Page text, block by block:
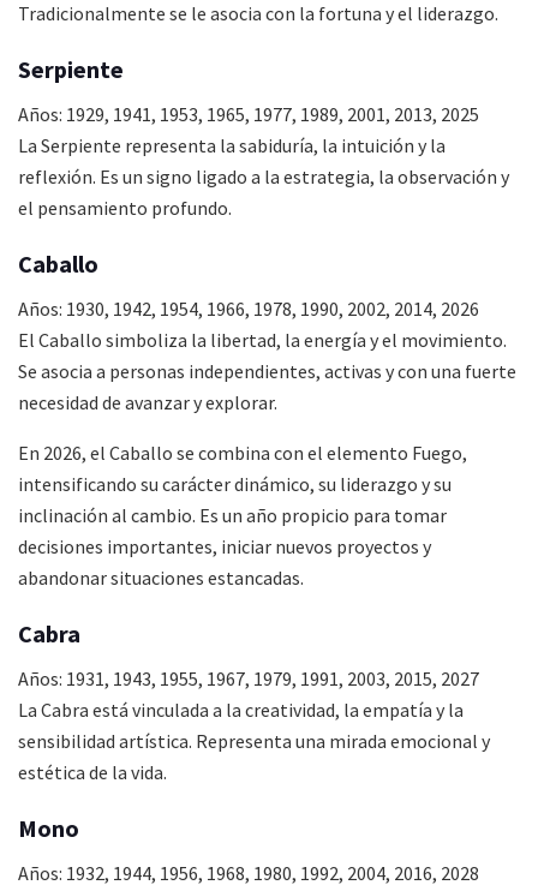
Tradicionalmente se le asocia con la fortuna y el liderazgo.
Serpiente
Años: 1929, 1941, 1953, 1965, 1977, 1989, 2001, 2013, 2025
La Serpiente representa la sabiduría, la intuición y la
reflexión. Es un signo ligado a la estrategia, la observación y
el pensamiento profundo.
Caballo
Años: 1930, 1942, 1954, 1966, 1978, 1990, 2002, 2014, 2026
El Caballo simboliza la libertad, la energía y el movimiento.
Se asocia a personas independientes, activas y con una fuerte
necesidad de avanzar y explorar.
En 2026, el Caballo se combina con el elemento Fuego,
intensificando su carácter dinámico, su liderazgo y su
inclinación al cambio. Es un año propicio para tomar
decisiones importantes, iniciar nuevos proyectos y
abandonar situaciones estancadas.
Cabra
Años: 1931, 1943, 1955, 1967, 1979, 1991, 2003, 2015, 2027
La Cabra está vinculada a la creatividad, la empatía y la
sensibilidad artística. Representa una mirada emocional y
estética de la vida.
Mono
Años: 1932, 1944, 1956, 1968, 1980, 1992, 2004, 2016, 2028